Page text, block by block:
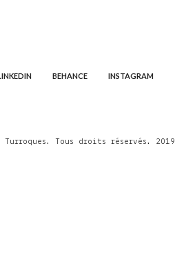
BEHANCE INSTAGRAM
Turroques. Tous droits réservés. 2019